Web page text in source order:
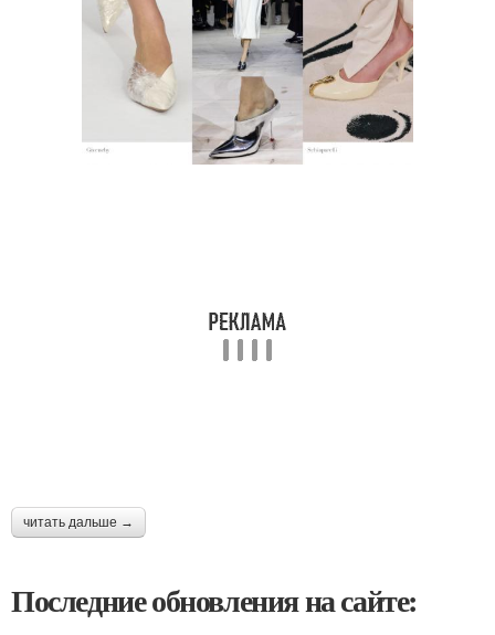
читать дальше →
Последние обновления на сайте: